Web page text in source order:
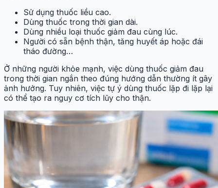
Sử dụng thuốc liều cao.
Dùng thuốc trong thời gian dài.
Dùng nhiều loại thuốc giảm đau cùng lúc.
Người có sẵn bệnh thận, tăng huyết áp hoặc đái
tháo đường…
Ở những người khỏe mạnh, việc dùng thuốc giảm đau
trong thời gian ngắn theo đúng hướng dẫn thường ít gây
ảnh hưởng. Tuy nhiên, việc tự ý dùng thuốc lặp đi lặp lại
có thể tạo ra nguy cơ tích lũy cho thận.